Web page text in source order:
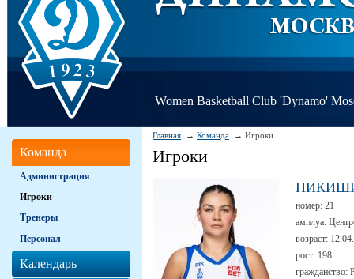
Women Basketball Club 'Dynamo'
Главная Команда Игроки
Игроки
номер:21
амплуа:
возраст:
рост: 198
гражданство:
Команда
Администрация
Игроки
Тренеры
Персонал
Календарь